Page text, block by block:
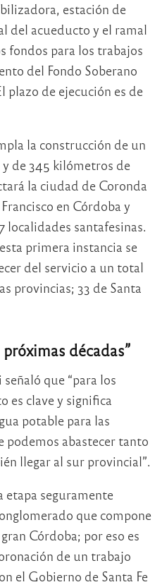
estación de
del acueducto y el ramal
fondos para los trabajos
del Fondo Soberano
de ejecución es de
la construcción de un
de 345 kilómetros de
la ciudad de Coronda
en Córdoba y
localidades santafesinas.
primera instancia se
del servicio a un total
provincias; 33 de Santa
décadas”
que “para los
es clave y significa
potable para las
podemos abastecer tanto
llegar al sur provincial”.
etapa seguramente
que compone
Córdoba; por eso es
de un trabajo
el Gobierno de Santa Fe